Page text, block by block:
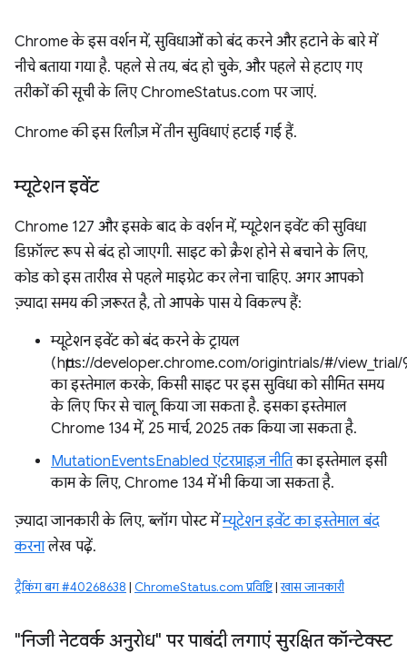
Chrome के इस वर्शन में, सुविधाओं को बंद करने और हटाने के बारे में
नीचे बताया गया है. पहले से तय, बंद हो चुके, और पहले से हटाए गए
तरीकों की सूची के लिए ChromeStatus.com पर जाएं.
Chrome की इस रिलीज़ में तीन सुविधाएं हटाई गई हैं.
म्यूटेशन इवेंट
Chrome 127 और इसके बाद के वर्शन में, म्यूटेशन इवेंट की सुविधा
डिफ़ॉल्ट रूप से बंद हो जाएगी. साइट को क्रैश होने से बचाने के लिए,
कोड को इस तारीख से पहले माइग्रेट कर लेना चाहिए. अगर आपको
ज़्यादा समय की ज़रूरत है, तो आपके पास ये विकल्प हैं:
म्यूटेशन इवेंट को बंद करने के ट्रायल
(https://developer.chrome.com/origintrials/#/
का इस्तेमाल करके, किसी साइट पर इस सुविधा को सीमित समय
के लिए फिर से चालू किया जा सकता है. इसका इस्तेमाल
Chrome 134 में, 25 मार्च, 2025 तक किया जा सकता है.
MutationEventsEnabled एंटरप्राइज़ नीतिका इस्तेमाल इसी
काम के लिए, Chrome 134 में भी किया जा सकता है.
ज़्यादा जानकारी के लिए, ब्लॉग पोस्ट मेंम्यूटेशन इवेंट का इस्तेमाल बंद
करनालेख पढ़ें.
ट्रैकिंग बग #40268638 | ChromeStatus.com प्रविष्टि|खास जानकारी
"निजी नेटवर्क अनुरोध" पर पाबंदी लगाएं सुरक्षित कॉन्टेक्स्ट